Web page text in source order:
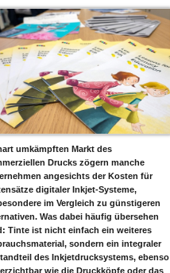
umkämpften Markt des
Drucks zögern manche
angesichts der Kosten für
digitaler Inkjet-Systeme,
im Vergleich zu günstigeren
Was dabei häufig übersehen
Tinte ist nicht einfach ein weiteres
sondern ein integraler
des Inkjetdrucksystems, ebenso
wie die Druckköpfe oder das